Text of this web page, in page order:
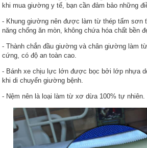
khi mua giường y tế, bạn cần đảm bảo những
- Khung giường nên được làm từ thép tấm sơn
năng chống ăn mòn, không chứa hóa chất bền
- Thành chắn đầu giường và chân giường làm
cứng, có độ an toàn cao.
- Bánh xe chịu lực lớn được bọc bởi lớp nhựa
khi di chuyển giường bệnh.
- Nệm nên là loại làm từ xơ dừa 100% tự nhiên.